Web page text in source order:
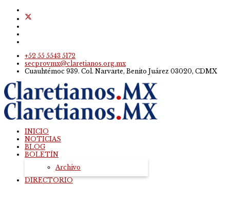
+52 55 5543 5172
secprovmx@claretianos.org.mx
Cuauhtémoc 939. Col. Narvarte, Benito Juárez 03020, CDMX
INICIO
NOTICIAS
BLOG
BOLETÍN
Archivo
DIRECTORIO